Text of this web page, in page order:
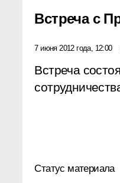
Встреча с
7 июня 2012 года, 12:00
Встреча
Статус материала